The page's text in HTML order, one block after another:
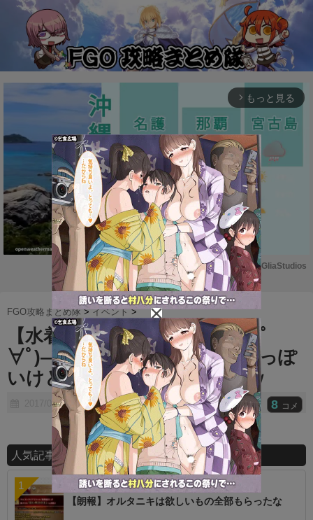
arrow_forward_ios もっと見る
M
u
t
e
Powered by GliaStudios
FGO攻略まとめ隊 >イベント >
【水着画像】水着CMｷﾀ―――(ﾟ
∀ﾟ)――――！！ リーク通りっぽ
いけど人数すごいなｗｗｗｗｗ
2017/08/06 8 コメ
人気記事ランキング
【朗報】オルタニキは欲しいもの全部もらったな